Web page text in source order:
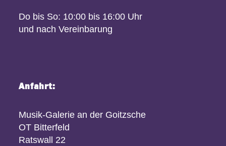
Do bis So: 10:00 bis 16:00 Uhr
und nach Vereinbarung
Anfahrt:
Musik-Galerie an der Goitzsche
OT Bitterfeld
Ratswall 22